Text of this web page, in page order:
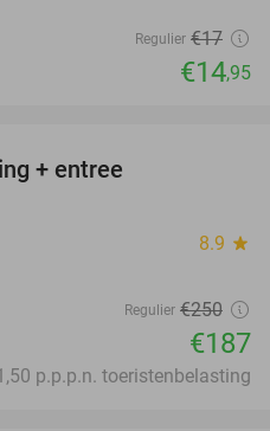
Regulier €17
€14,95
+ entree
8.9 star
Regulier €250
€187
p.p.p.n. toeristenbelasting